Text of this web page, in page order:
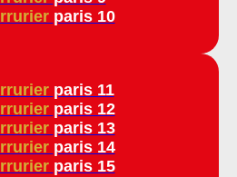
paris 10
paris 11
paris 12
paris 13
paris 14
paris 15